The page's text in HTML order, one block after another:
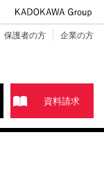
保護者の方 企業の方
資料請求